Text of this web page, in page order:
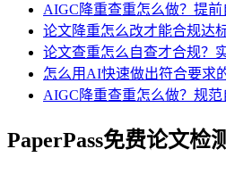
AIGC降重查重怎么做？提
论文降重怎么改才能合规达标
论文查重怎么自查才合规？
怎么用AI快速做出符合要求
AIGC降重查重怎么做？规
PaperPass免费论文检